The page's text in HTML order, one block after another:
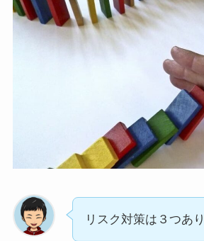
リスク対策は３つあり